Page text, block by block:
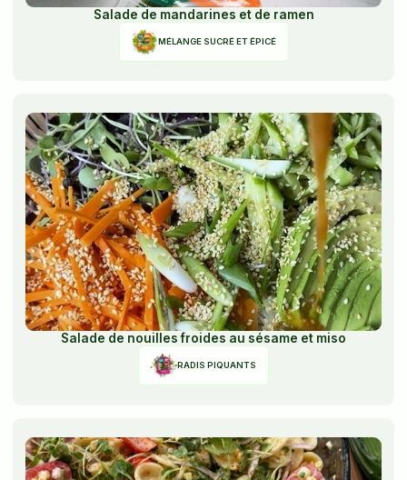
Salade de mandarines et de ramen
MÉLANGE SUCRÉ ET ÉPICÉ
Salade de nouilles froides au sésame et miso
RADIS PIQUANTS